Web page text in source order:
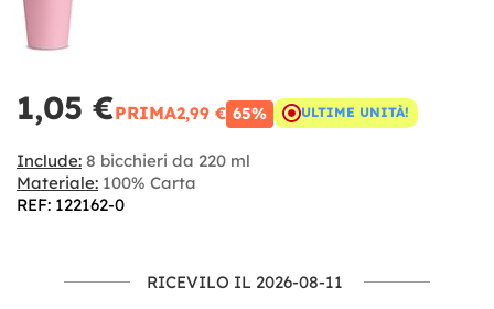
1,05 €PRIMA2,99 € 65% ULTIME UNITÀ!
Include: 8 bicchieri da 220 ml
Materiale: 100% Carta
REF: 122162-0
RICEVILO IL 2026-08-11